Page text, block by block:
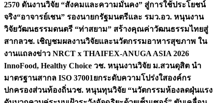
2570 ดันงานวิจัย “สังคมและความมั่นคง” สู่การใช้ประโยชน์
จริง“อาจารย์เชน” รองนายกรัฐมนตรีและ รมว.อว. หนุนงาน
วิจัยวัฒนธรรมดนตรี “ท่าสยาม” สร้างคุณค่าวัฒนธรรมไทยสู่
สากลวช. เชิญชมผลงานวิจัยและนวัตกรรมอาหารสุขภาพ ใน
งานแถลงข่าว NRCT x THAIFEX-ANUGA ASIA 2026
InnoFood, Healthy Choice วช. หนุนงานวิจัย ม.สวนดุสิต นำ
มาตรฐานสากล ISO 37001ยกระดับความโปร่งใสองค์กร
ปกครองส่วนท้องถิ่นวช. หนุนทุนวิจัย “นวัตกรรมห้องลดฝุ่นแรง